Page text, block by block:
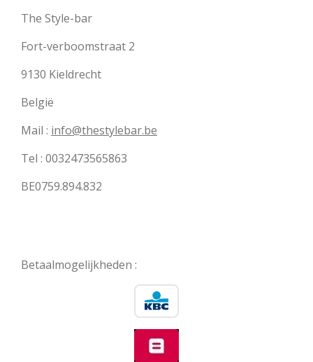
The Style-bar
Fort-verboomstraat 2
9130 Kieldrecht
België
Mail : info@thestylebar.be
Tel : 0032473565863
BE0759.894.832
Betaalmogelijkheden :